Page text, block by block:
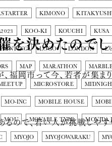
KIMONO
KOO-KI KOUCHI KUSA
LOGO LONDON
MAP MARATHON
MICROSTORE
MO-INC MOBILE HOUSE
MOU MOVABLE TYPE MOVIDA
MYOJO MYOJOWARAKU
決めたのでし
福岡市って今、若者が集ま
ので、若い人が挑戦しやす